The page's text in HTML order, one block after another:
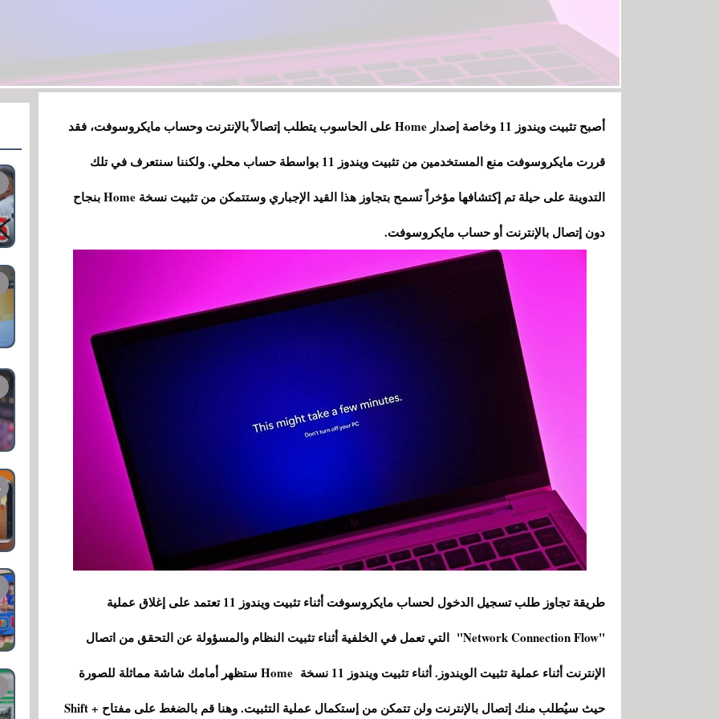
أصبح تثبيت ويندوز 11 وخاصة إصدار Home على الحاسوب يتطلب إتصالاً بالإنترنت وحساب مايكروسوفت، فقد
قررت مايكروسوفت منع المستخدمين من تثبيت ويندوز 11 بواسطة حساب محلي. ولكننا سنتعرف في تلك
التدوينة على حيلة تم إكتشافها مؤخراً تسمح بتجاوز هذا القيد الإجباري وستتمكن من تثبيت نسخة Home بنجاح
دون إتصال بالإنترنت أو حساب مايكروسوفت.
طريقة تجاوز طلب تسجيل الدخول لحساب مايكروسوفت أثناء تثبيت ويندوز 11 تعتمد على إغلاق عملية
"Network Connection Flow" التي تعمل في الخلفية أثناء تثبيت النظام والمسؤولة عن التحقق من اتصال
الإنترنت أثناء عملية تثبيت الويندوز. أثناء تثبيت ويندوز 11 نسخة Home ستظهر أمامك شاشة مماثلة للصورة
حيث سيُطلب منك إتصال بالإنترنت ولن تتمكن من إستكمال عملية التثبيت. وهنا قم بالضغط على مفتاح Shift +